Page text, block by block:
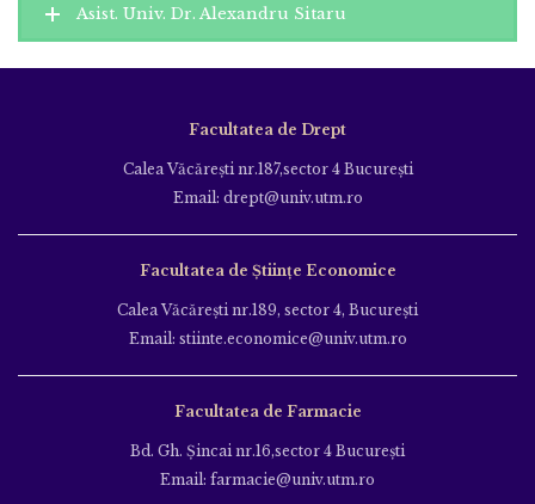
Asist. Univ. Dr. Alexandru Sitaru
Facultatea de Drept
Calea Văcăreşti nr.187,sector 4 Bucureşti
Email: drept@univ.utm.ro
Facultatea de Științe Economice
Calea Văcăreşti nr.189, sector 4, Bucureşti
Email: stiinte.economice@univ.utm.ro
Facultatea de Farmacie
Bd. Gh. Şincai nr.16,sector 4 Bucureşti
Email: farmacie@univ.utm.ro